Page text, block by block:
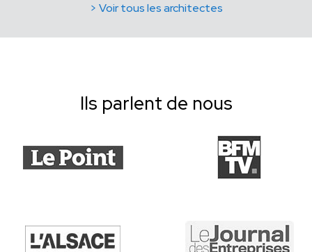
> Voir tous les architectes
Ils parlent de nous